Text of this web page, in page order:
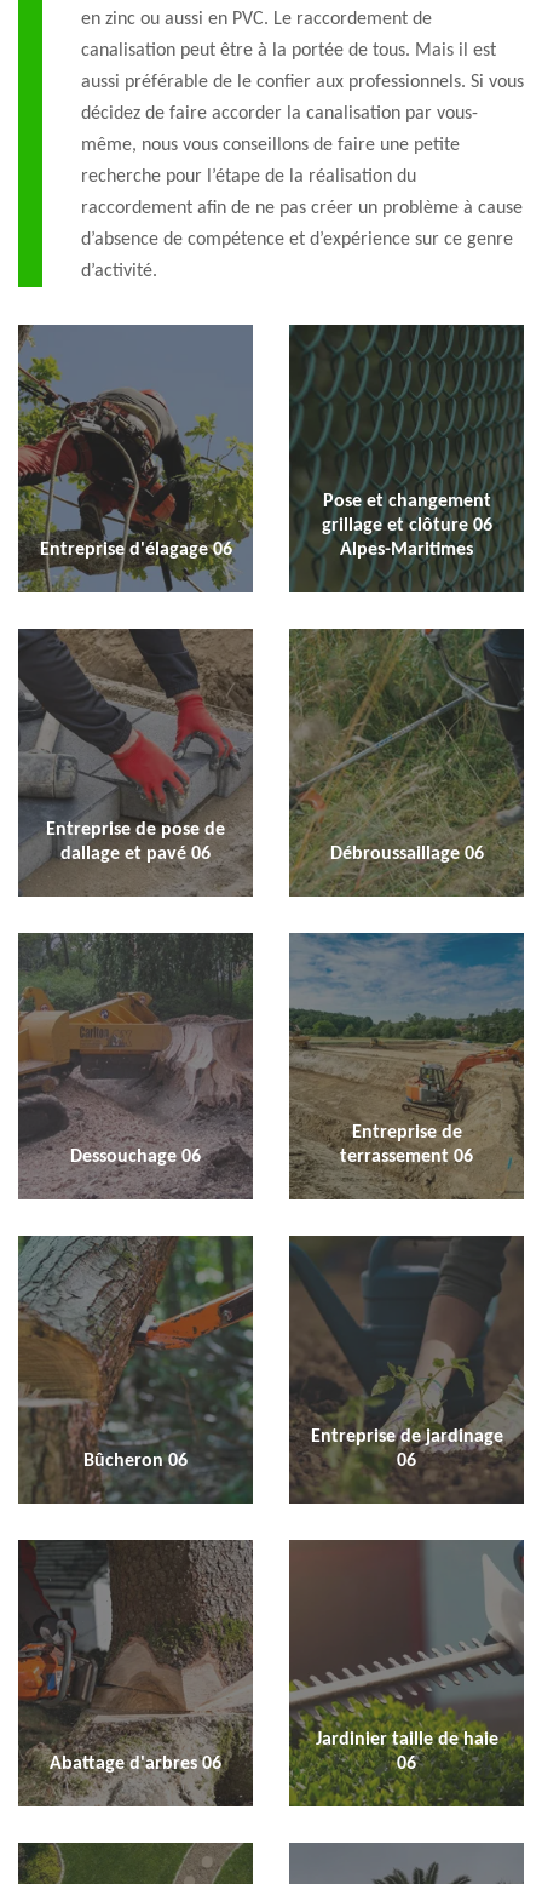
en zinc ou aussi en PVC. Le raccordement de
canalisation peut être à la portée de tous. Mais il est
aussi préférable de le confier aux professionnels. Si vous
décidez de faire accorder la canalisation par vous-
même, nous vous conseillons de faire une petite
recherche pour l’étape de la réalisation du
raccordement afin de ne pas créer un problème à cause
d’absence de compétence et d’expérience sur ce genre
d’activité.
Entreprise d'élagage 06
Pose et changement
grillage et clôture 06
Alpes-Maritimes
Entreprise de pose de
dallage et pavé 06
Débroussaillage 06
Dessouchage 06
Entreprise de
terrassement 06
Bûcheron 06
Entreprise de jardinage
06
Abattage d'arbres 06
Jardinier taille de haie
06